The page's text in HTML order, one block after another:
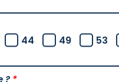
44 49 53
? *